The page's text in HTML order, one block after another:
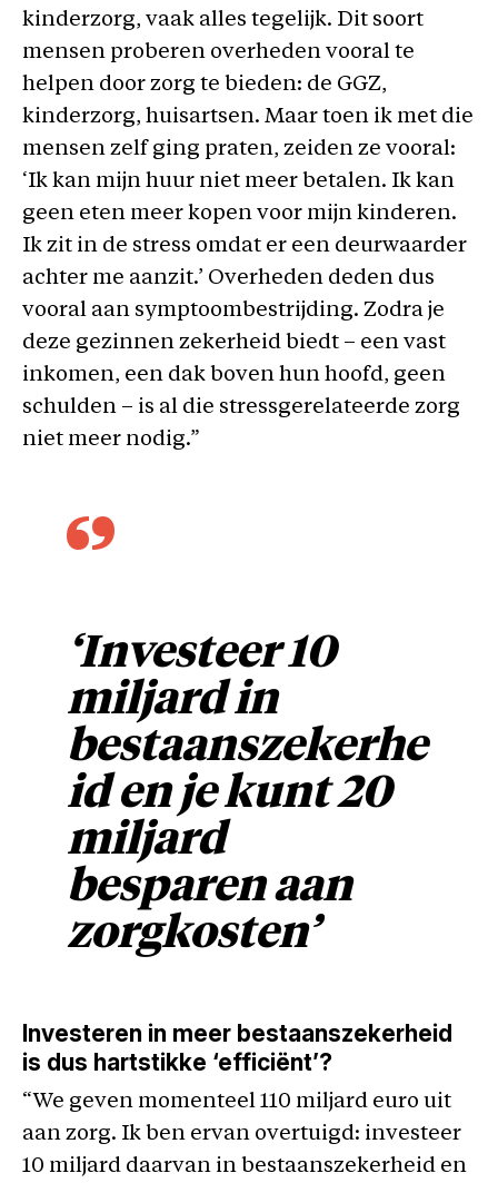
kinderzorg, vaak alles tegelijk. Dit soort
mensen proberen overheden vooral te
helpen door zorg te bieden: de GGZ,
kinderzorg, huisartsen. Maar toen ik met die
mensen zelf ging praten, zeiden ze vooral:
‘Ik kan mijn huur niet meer betalen. Ik kan
geen eten meer kopen voor mijn kinderen.
Ik zit in de stress omdat er een deurwaarder
achter me aanzit.’ Overheden deden dus
vooral aan symptoombestrijding. Zodra je
deze gezinnen zekerheid biedt – een vast
inkomen, een dak boven hun hoofd, geen
schulden – is al die stressgerelateerde zorg
niet meer nodig.”
‘Investeer 10
miljard in
bestaanszekerhe
id en je kunt 20
miljard
besparen aan
zorgkosten’
Investeren in meer bestaanszekerheid
is dus hartstikke ‘efficiënt’?
“We geven momenteel 110 miljard euro uit
aan zorg. Ik ben ervan overtuigd: investeer
10 miljard daarvan in bestaanszekerheid en